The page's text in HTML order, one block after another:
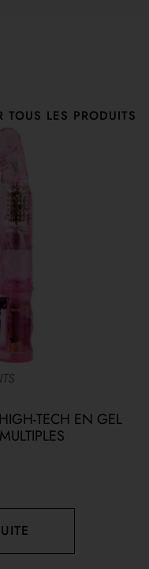
TOUS LES PRODUITS
TECH EN GEL